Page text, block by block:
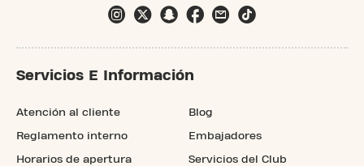
Servicios E Información
Atención al cliente
Reglamento interno
Horarios de apertura
Blog
Embajadores
Servicios del Club